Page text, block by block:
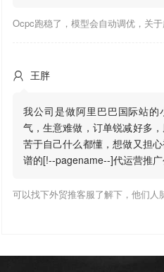
 王胖
我公司是做阿里巴巴国际站
气，生意难做，订单锐减好多
苦于自己什么都懂，想做又担
谱的[!--pagename--]代运营推广
可以找下外贸推客服了解下，他们人